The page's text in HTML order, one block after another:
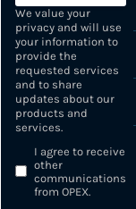
We value your
privacy and will use
your information to
provide the
requested services
and to share
updates about our
products and
services.
I agree to receive
other
communications
from OPEX.